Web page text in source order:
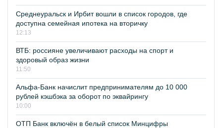
Среднеуральск и Ирбит вошли в список городов, где
доступна семейная ипотека на вторичку
12:13
ВТБ: россияне увеличивают расходы на спорт и
здоровый образ жизни
11:50
Альфа-Банк начислит предпринимателям до 10 000
рублей кэшбэка за оборот по эквайрингу
10:00
ОТП Банк включён в белый список Минцифры